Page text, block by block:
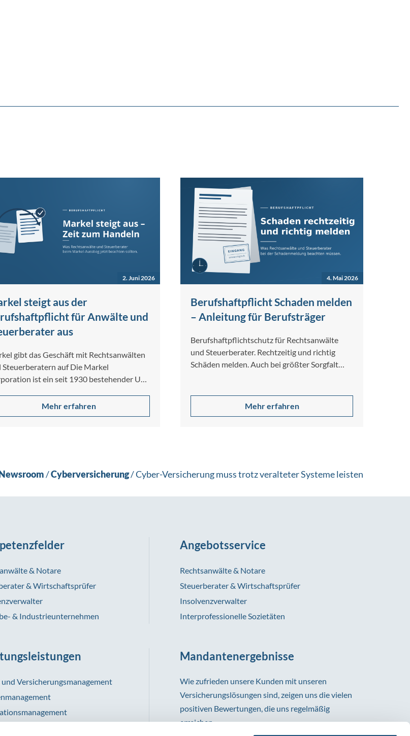
2. Juni 2026
steigt aus der
für Anwälte und
aus
gibt das Geschäft mit Rechtsanwälten
Steuerberatern auf Die Markel
ist ein seit 1930 bestehender US-
Mehr erfahren
4. Mai 2026
Berufshaftpflicht Schaden melden
– Anleitung für Berufsträger
Berufshaftpflichtschutz für Rechtsanwälte
und Steuerberater. Rechtzeitig und richtig
Schäden melden. Auch bei größter Sorgfalt
Mehr erfahren
/Cyberversicherung/Cyber-Versicherung muss trotz veralteter Systeme leisten
& Notare
& Wirtschaftsprüfer
& Industrieunternehmen
Angebotsservice
Rechtsanwälte & Notare
Steuerberater & Wirtschaftsprüfer
Insolvenzverwalter
Interprofessionelle Sozietäten
Versicherungsmanagement
Mandantenergebnisse
Wie zufrieden unsere Kunden mit unseren
Versicherungslösungen sind, zeigen uns die vielen
positiven Bewertungen, die uns regelmäßig
erreichen.